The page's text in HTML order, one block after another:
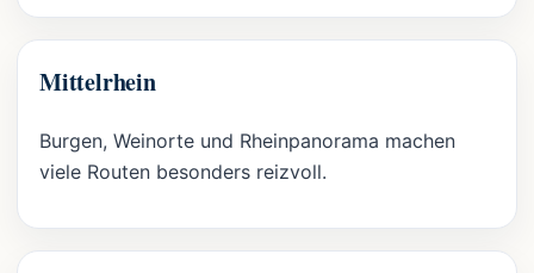
Mittelrhein
Burgen, Weinorte und Rheinpanorama machen
viele Routen besonders reizvoll.